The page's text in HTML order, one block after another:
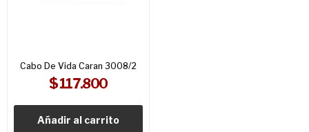
Cabo De Vida Caran 3008/2
$ 117.800
Añadir al carrito